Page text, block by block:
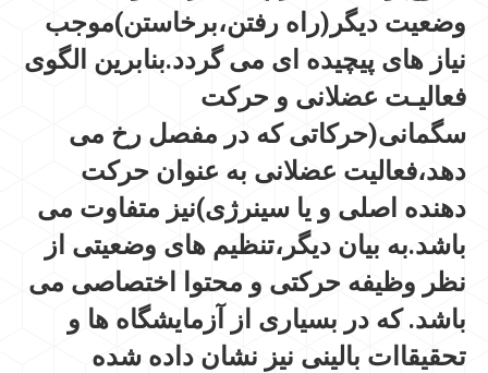
وضعیت دیگر(راه رفتن،برخاستن)موجب
نیاز های پیچیده ای می گردد.بنابرین الگوی
فعالیـت عضلانی و حرکت
سگمانی(حرکاتی که در مفصل رخ می
دهد،فعالیت عضلانی به عنوان حرکت
دهنده اصلی و یا سینرژی)نیز متفاوت می
باشد.به بیان دیگر،تنظیم های وضعیتی از
نظر وظیفه حرکتی و محتوا اختصاصی می
باشد. که در بسیاری از آزمایشگاه ها و
تحقیقاات بالینی نیز نشان داده شده